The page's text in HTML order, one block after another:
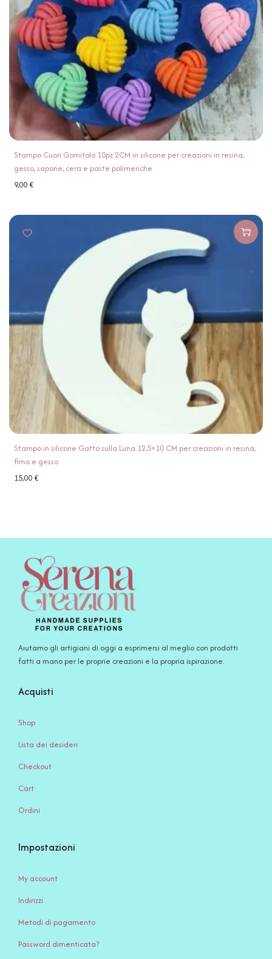
Stampo Cuori Gomitolo 10pz 2CM in silicone per creazioni in resina,
gesso, sapone, cera e paste polimeriche
9,00€
Stampo in silicone Gatto sulla Luna 12,5×10 CM per creazioni in resina,
fimo e gesso
15,00€
Aiutamo gli artigiani di oggi a esprimersi al meglio con prodotti
fatti a mano per le proprie creazioni e la propria ispirazione.
Acquisti
Shop
Lista dei desideri
Checkout
Cart
Ordini
Impostazioni
My account
Indirizzi
Metodi di pagamento
Password dimenticata?